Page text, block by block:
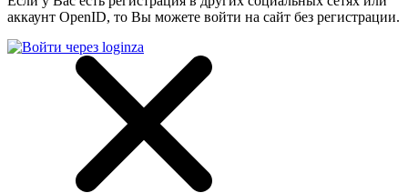
аккаунт OpenID, то Вы можете войти на сайт без регистрации.